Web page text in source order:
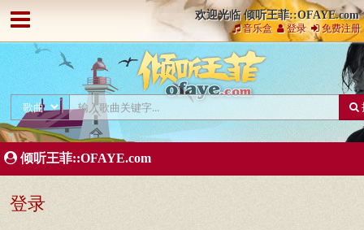
欢迎光临 倾听王菲::OFAYE.com
音乐盒 登录 免费注册
倾听王菲::OFAYE.com
登录